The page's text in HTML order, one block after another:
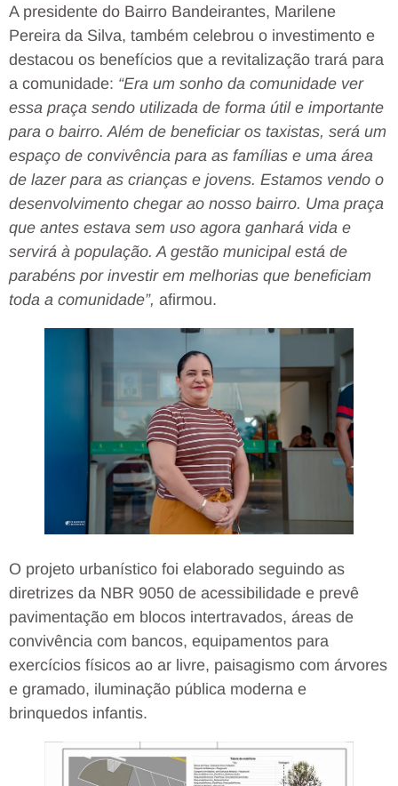
A presidente do Bairro Bandeirantes, Marilene
Pereira da Silva, também celebrou o investimento e
destacou os benefícios que a revitalização trará para
a comunidade: “Era um sonho da comunidade ver
essa praça sendo utilizada de forma útil e importante
para o bairro. Além de beneficiar os taxistas, será um
espaço de convivência para as famílias e uma área
de lazer para as crianças e jovens. Estamos vendo o
desenvolvimento chegar ao nosso bairro. Uma praça
que antes estava sem uso agora ganhará vida e
servirá à população. A gestão municipal está de
parabéns por investir em melhorias que beneficiam
toda a comunidade”, afirmou.
O projeto urbanístico foi elaborado seguindo as
diretrizes da NBR 9050 de acessibilidade e prevê
pavimentação em blocos intertravados, áreas de
convivência com bancos, equipamentos para
exercícios físicos ao ar livre, paisagismo com árvores
e gramado, iluminação pública moderna e
brinquedos infantis.